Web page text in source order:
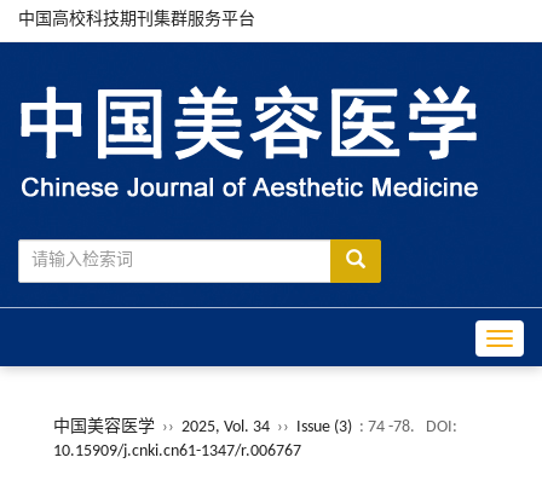
中国高校科技期刊集群服务平台
中国美容医学 ›› 2025, Vol. 34 ›› Issue (3) : 74 -78.
DOI:
10.15909/j.cnki.cn61-1347/r.006767